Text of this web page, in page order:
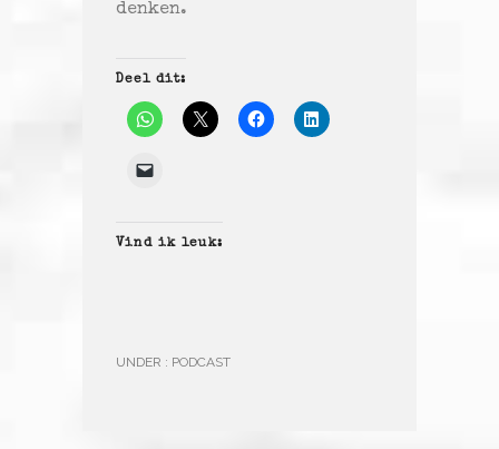
denken.
Deel dit:
Vind ik leuk:
UNDER : PODCAST